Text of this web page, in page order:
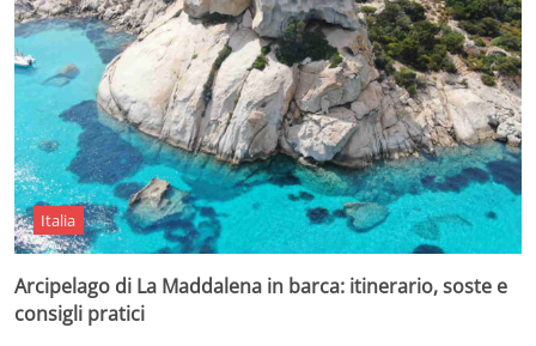
Italia
Arcipelago di La Maddalena in barca: itinerario, soste e
consigli pratici